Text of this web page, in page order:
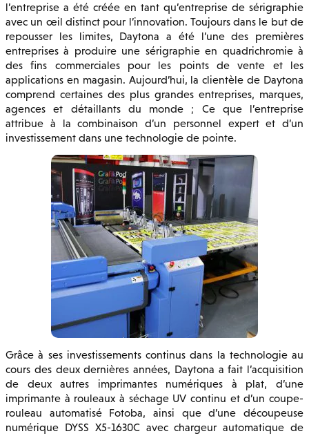
l’entreprise a été créée en tant qu’entreprise de sérigraphie
avec un œil distinct pour l’innovation. Toujours dans le but de
repousser les limites, Daytona a été l’une des premières
entreprises à produire une sérigraphie en quadrichromie à
des fins commerciales pour les points de vente et les
applications en magasin. Aujourd’hui, la clientèle de Daytona
comprend certaines des plus grandes entreprises, marques,
agences et détaillants du monde ; Ce que l’entreprise
attribue à la combinaison d’un personnel expert et d’un
investissement dans une technologie de pointe.
Grâce à ses investissements continus dans la technologie au
cours des deux dernières années, Daytona a fait l’acquisition
de deux autres imprimantes numériques à plat, d’une
imprimante à rouleaux à séchage UV continu et d’un coupe-
rouleau automatisé Fotoba, ainsi que d’une découpeuse
numérique DYSS X5-1630C avec chargeur automatique de